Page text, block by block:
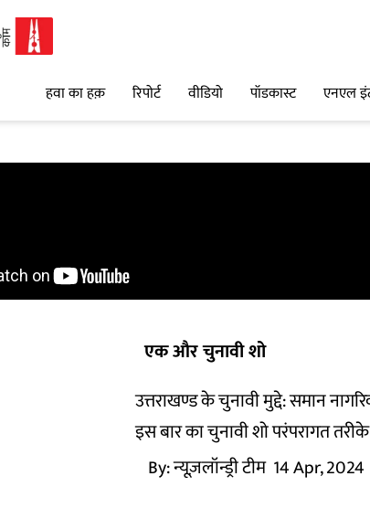
हवा का हक़ रिपोर्ट वीडियो पॉडकास्ट एनएल
एक और चुनावी शो
उत्तराखण्ड के चुनावी मुद्दे: समान
इस बार का चुनावी शो परंपरागत
By:न्यूज़लॉन्ड्री टीम 14 Apr, 2024